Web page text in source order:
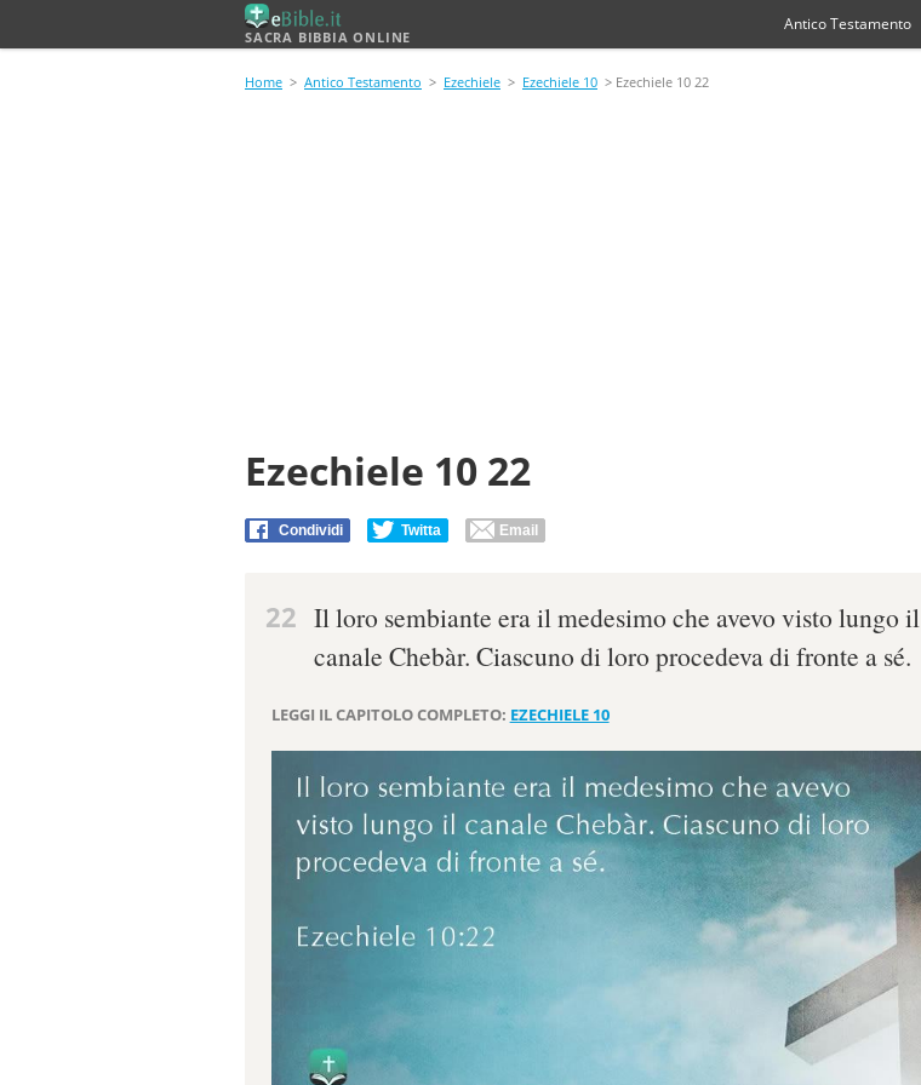
SACRA BIBBIA ONLINE
Antico Testamento
Home > Antico Testamento > Ezechiele > Ezechiele 10 > Ezechiele 10 22
Ezechiele 10 22
Condividi Twitta Email
22 Il loro sembiante era il medesimo che avevo visto lungo il
canale Chebàr. Ciascuno di loro procedeva di fronte a sé.
LEGGI IL CAPITOLO COMPLETO: EZECHIELE 10